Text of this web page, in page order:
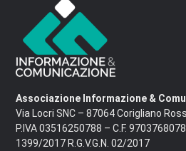
Associazione Informazione &
Via Locri SNC – 87064 Corigliano
P.IVA 03516250788 – C.F.
1399/2017 R.G.V.G.N. 02/2017